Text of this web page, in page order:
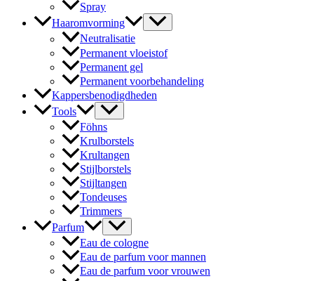
Spray
Haaromvorming
Neutralisatie
Permanent vloeistof
Permanent gel
Permanent voorbehandeling
Kappersbenodigdheden
Tools
Föhns
Krulborstels
Krultangen
Stijlborstels
Stijltangen
Tondeuses
Trimmers
Parfum
Eau de cologne
Eau de parfum voor mannen
Eau de parfum voor vrouwen